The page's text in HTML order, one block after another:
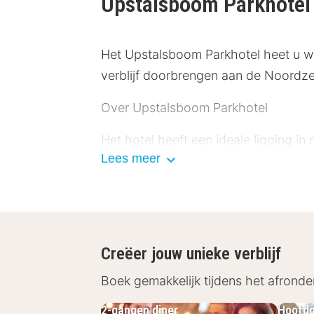
Het Upstalsboom Parkhotel heet u
verblijf doorbrengen aan de
Over Upstalsboom Parkhotel
Het hotel heeft een ideale ligging in
naast 150 km kanalen en een
gratis WiFi, een kluisje, een minibar
uurtjes. Honden zijn ook
enerverende dag in de
een open haard kamer. Een
Lees meer
Creëer jouw unieke verblijf
Boek gemakkelijk tijdens het
2-gangen diner